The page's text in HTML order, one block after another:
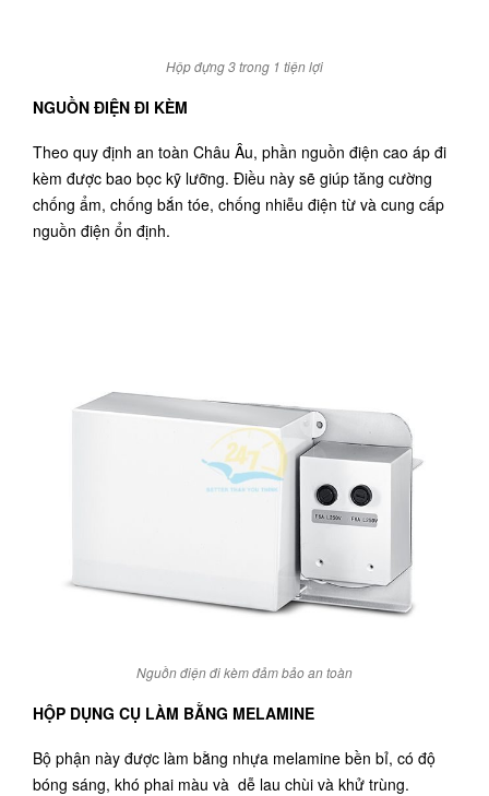
Hộp đựng 3 trong 1 tiện lợi
NGUỒN ĐIỆN ĐI KÈM
Theo quy định an toàn Châu Âu, phần nguồn điện cao áp đi
kèm được bao bọc kỹ lưỡng. Điều này sẽ giúp tăng cường
chống ẩm, chống bắn tóe, chống nhiễu điện từ và cung cấp
nguồn điện ổn định.
Nguồn điện đi kèm đảm bảo an toàn
HỘP DỤNG CỤ LÀM BẰNG MELAMINE
Bộ phận này được làm bằng nhựa melamine bền bỉ, có độ
bóng sáng, khó phai màu và dễ lau chùi và khử trùng.